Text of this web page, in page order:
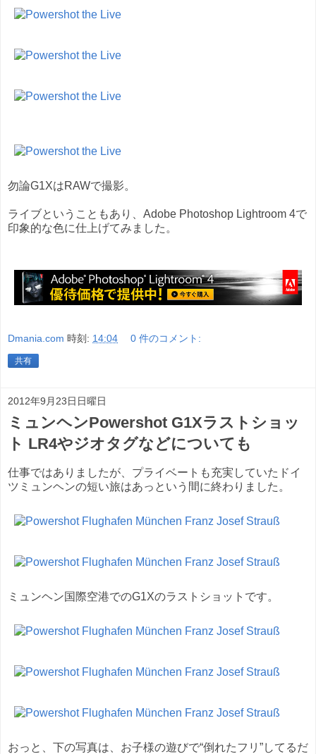
勿論G1XはRAWで撮影。
ライブということもあり、Adobe Photoshop Lightroom 4で
印象的な色に仕上げてみました。
Dmania.com 時刻: 14:04 0 件のコメント:
共有
2012年9月23日日曜日
ミュンヘンPowershot G1Xラストショッ
ト LR4やジオタグなどについても
仕事ではありましたが、プライベートも充実していたドイ
ツミュンヘンの短い旅はあっという間に終わりました。
ミュンヘン国際空港でのG1Xのラストショットです。
おっと、下の写真は、お子様の遊びで“倒れたフリ”してるだ